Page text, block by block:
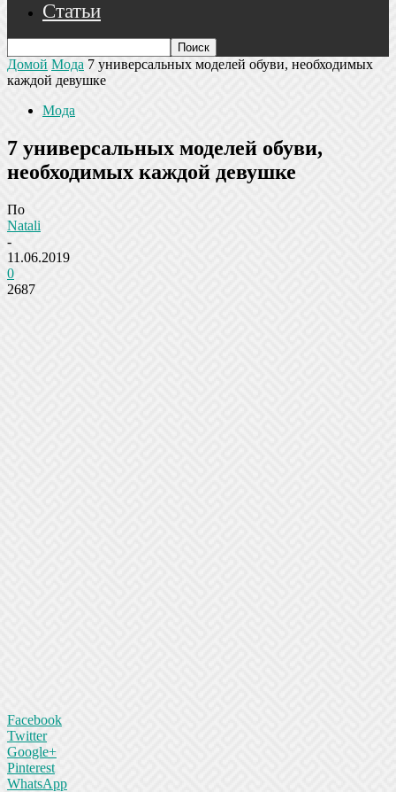
Статьи
Домой Мода 7 универсальных моделей обуви, необходимых
каждой девушке
Мода
7 универсальных моделей обуви,
необходимых каждой девушке
По
Natali
-
11.06.2019
0
2687
Facebook
Twitter
Google+
Pinterest
WhatsApp